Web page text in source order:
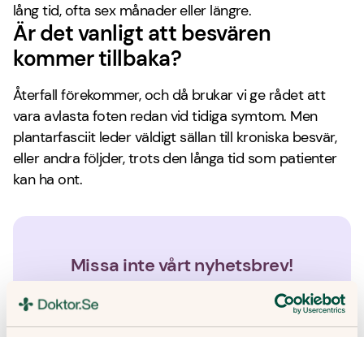
lång tid, ofta sex månader eller längre.
Är det vanligt att besvären
kommer tillbaka?
Återfall förekommer, och då brukar vi ge rådet att
vara avlasta foten redan vid tidiga symtom. Men
plantarfasciit leder väldigt sällan till kroniska besvär,
eller andra följder, trots den långa tid som patienter
kan ha ont.
Missa inte vårt nyhetsbrev!
Få hälsotips och forskningsrön – direkt i din inkorg. Allt
innehåll är skrivet av medicinjournalister, och granskat av
våra läkare.